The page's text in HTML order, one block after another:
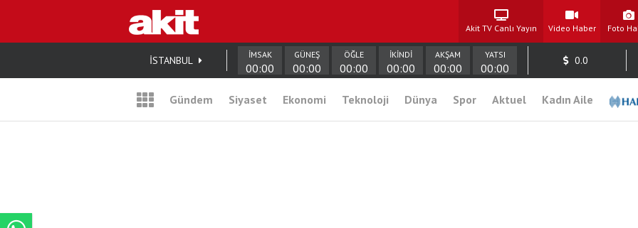
Akit TV Canlı Yayın Video Haber Foto
İSTANBUL İMSAK
00:00
GÜNEŞ
00:00
ÖĞLE
00:00
İKİNDİ
00:00
AKŞAM
00:00
YATSI
00:00
0.0
Gündem Siyaset Ekonomi Teknoloji Dünya Spor Aktuel Kadın Aile